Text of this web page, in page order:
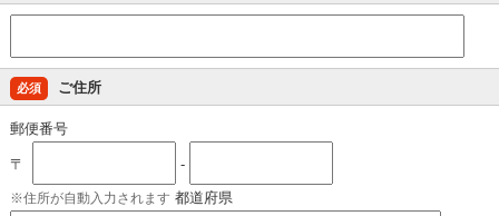
必須 ご住所
郵便番号
〒 -
住所が自動入力されます 都道府県